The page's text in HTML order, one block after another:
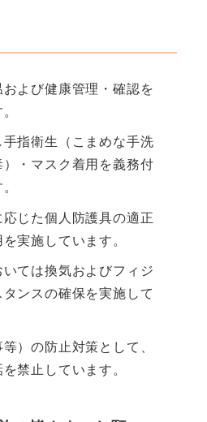
よび健康管理・確認を
指衛生（こまめな手洗
・マスク着用を義務付
じた個人防護具の適正
実施しています。
ては換気およびフィジ
ンスの確保を実施して
）の防止対策として、
禁止しています。